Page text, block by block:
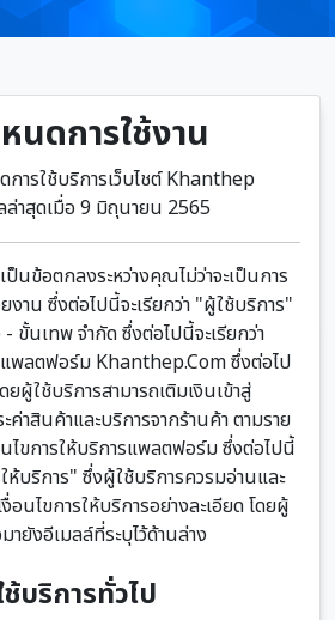
นดการใช้งาน
การใช้บริการเว็บไชต์ Khanthep
ล่าสุดเมื่อ 9 มิถุนายน 2565
ป็นข้อตกลงระหว่างคุณไม่ว่าจะเป็นการ
าน ซึ่งต่อไปนี้จะเรียกว่า "ผู้ใช้บริการ"
นเทพ จำกัด ซึ่งต่อไปนี้จะเรียกว่า
พลตฟอร์ม Khanthep.Com ซึ่งต่อไป
ยผู้ใช้บริการสามารถเติมเงินเข้าสู่
าสินค้าและบริการจากร้านค้า ตามราย
ไขการให้บริการแพลตฟอร์ม ซึ่งต่อไปนี้
ให้บริการ" ซึ่งผู้ใช้บริการควรมอ่านและ
อนไขการให้บริการอย่างละเอียด โดยผู้
ายังอีเมลล์ที่ระบุไว้ด้านล่าง
บริการทั่วไป